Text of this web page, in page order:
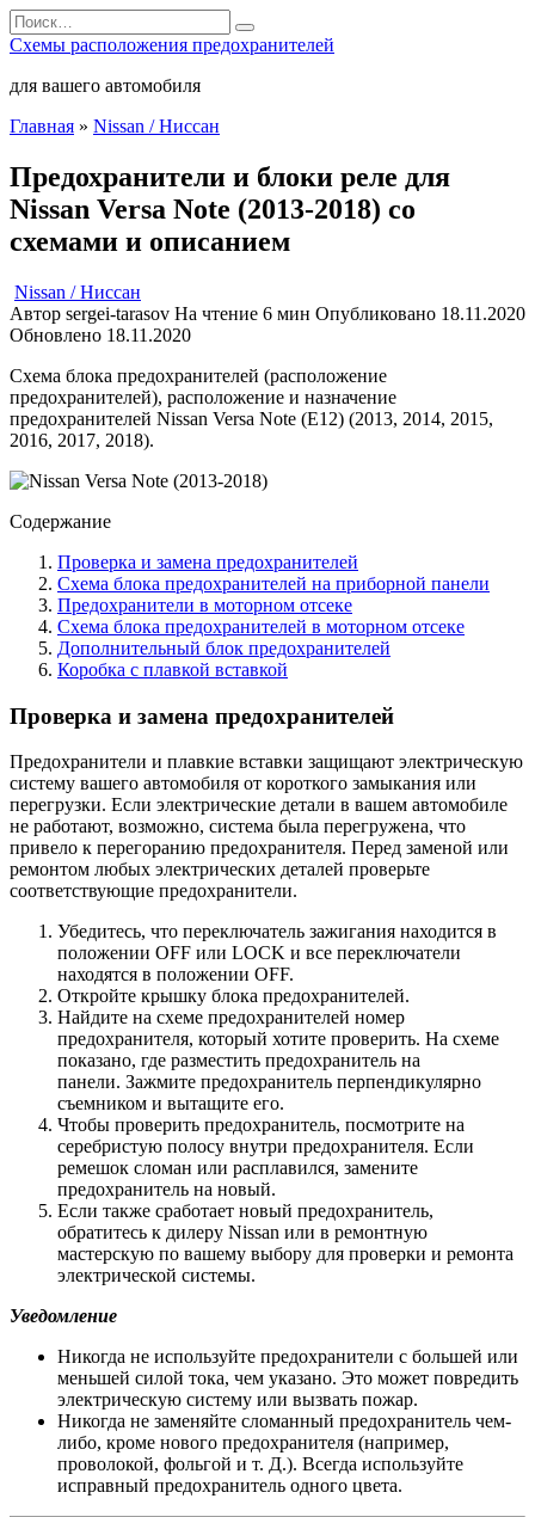
Перейти
к
содержанию
Search
for:
Схемы расположения предохранителей
для вашего автомобиля
Главная » Nissan / Ниссан
Предохранители и блоки реле для
Nissan Versa Note (2013-2018) со
схемами и описанием
Nissan / Ниссан
Автор sergei-tarasov На чтение 6 мин Опубликовано 18.11.2020
Обновлено 18.11.2020
Схема блока предохранителей (расположение
предохранителей), расположение и назначение
предохранителей Nissan Versa Note (E12) (2013, 2014, 2015,
2016, 2017, 2018).
Содержание
Проверка и замена предохранителей
Схема блока предохранителей на приборной панели
Предохранители в моторном отсеке
Схема блока предохранителей в моторном отсеке
Дополнительный блок предохранителей
Коробка с плавкой вставкой
Проверка и замена предохранителей
Предохранители и плавкие вставки защищают электрическую
систему вашего автомобиля от короткого замыкания или
перегрузки. Если электрические детали в вашем автомобиле
не работают, возможно, система была перегружена, что
привело к перегоранию предохранителя. Перед заменой или
ремонтом любых электрических деталей проверьте
соответствующие предохранители.
Убедитесь, что переключатель зажигания находится в
положении OFF или LOCK и все переключатели
находятся в положении OFF.
Откройте крышку блока предохранителей.
Найдите на схеме предохранителей номер
предохранителя, который хотите проверить. На схеме
показано, где разместить предохранитель на
панели. Зажмите предохранитель перпендикулярно
съемником и вытащите его.
Чтобы проверить предохранитель, посмотрите на
серебристую полосу внутри предохранителя. Если
ремешок сломан или расплавился, замените
предохранитель на новый.
Если также сработает новый предохранитель,
обратитесь к дилеру Nissan или в ремонтную
мастерскую по вашему выбору для проверки и ремонта
электрической системы.
Уведомление
Никогда не используйте предохранители с большей или
меньшей силой тока, чем указано. Это может повредить
электрическую систему или вызвать пожар.
Никогда не заменяйте сломанный предохранитель чем-
либо, кроме нового предохранителя (например,
проволокой, фольгой и т. Д.). Всегда используйте
исправный предохранитель одного цвета.